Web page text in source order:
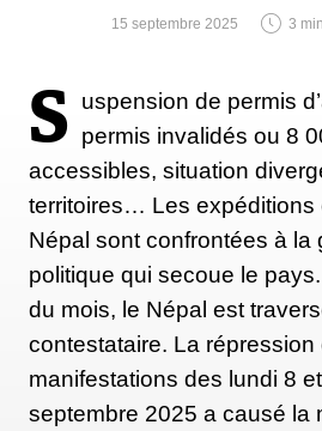
15 septembre 2025 3
S uspension de permis
permis invalidés ou 8
accessibles, situation
territoires… Les expéditions
Népal sont confrontées à la
politique qui secoue le
du mois, le Népal est
contestataire. La répression
manifestations des lundi 8
septembre 2025 a causé la